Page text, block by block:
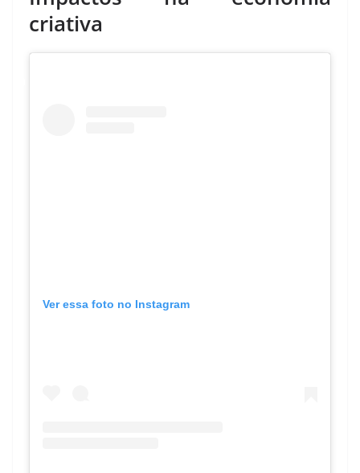
criativa
Ver essa foto no Instagram